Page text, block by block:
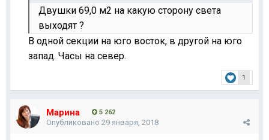
Двушки 69,0 м2 на какую сторону света
выходят ?
В одной секции на юго восток, в другой на юго
запад. Часы на север.
1
Марина 5 262
Опубликовано 29 января, 2018